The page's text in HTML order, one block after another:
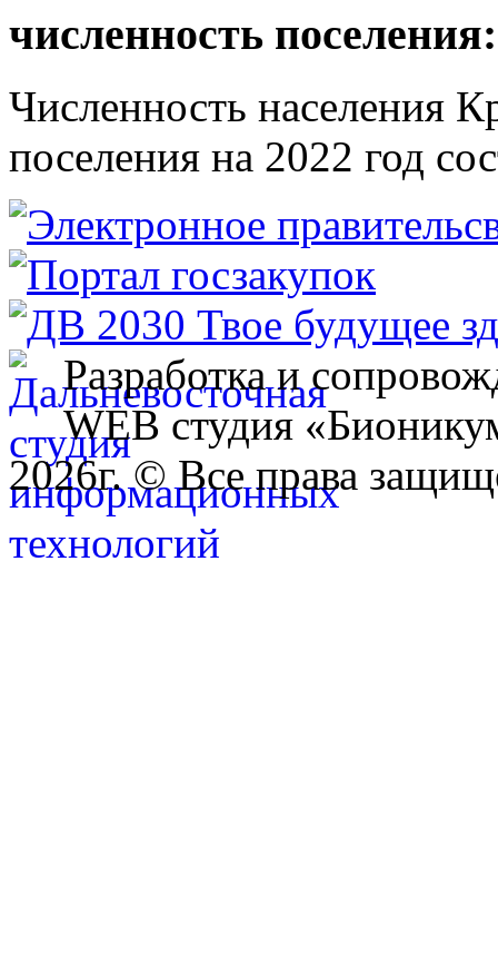
численность поселения:
Численность населения
поселения на 2022 год
Разработка и
WEB студия
2026г. © Все права